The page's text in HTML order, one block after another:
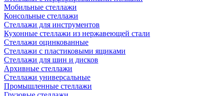
Мобильные стеллажи
Консольные стеллажи
Стеллажи для инструментов
Кухонные стеллажи из нержавеющей стали
Стеллажи оцинкованные
Стеллажи с пластиковыми ящиками
Стеллажи для шин и дисков
Архивные стеллажи
Стеллажи универсальные
Промышленные стеллажи